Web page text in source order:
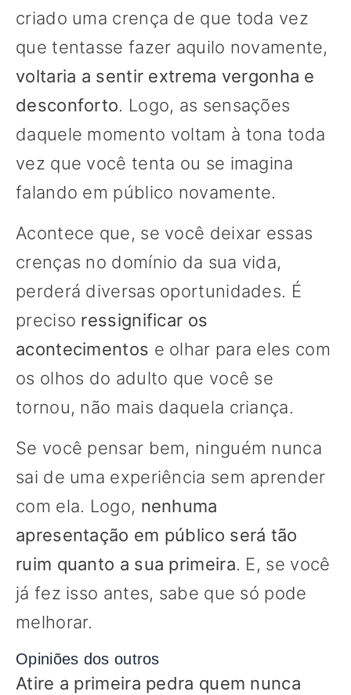
criado uma crença de que toda vez
que tentasse fazer aquilo novamente,
voltaria a sentir extrema vergonha e
desconforto. Logo, as sensações
daquele momento voltam à tona toda
vez que você tenta ou se imagina
falando em público novamente.
Acontece que, se você deixar essas
crenças no domínio da sua vida,
perderá diversas oportunidades. É
preciso ressignificar os
acontecimentos e olhar para eles com
os olhos do adulto que você se
tornou, não mais daquela criança.
Se você pensar bem, ninguém nunca
sai de uma experiência sem aprender
com ela. Logo, nenhuma
apresentação em público será tão
ruim quanto a sua primeira. E, se você
já fez isso antes, sabe que só pode
melhorar.
Opiniões dos outros
Atire a primeira pedra quem nunca